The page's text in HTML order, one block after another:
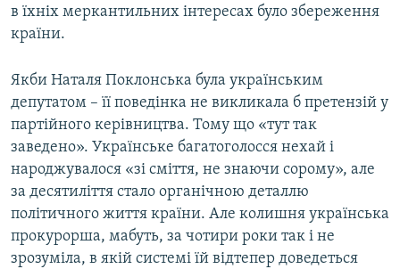
в їхніх меркантильних інтересах було збереження
країни.
Якби Наталя Поклонська була українським
депутатом – її поведінка не викликала б претензій у
партійного керівництва. Тому що «тут так
заведено». Українське багатоголосся нехай і
народжувалося «зі сміття, не знаючи сорому», але
за десятиліття стало органічною деталлю
політичного життя країни. Але колишня українська
прокурорша, мабуть, за чотири роки так і не
зрозуміла, в якій системі їй відтепер доведеться